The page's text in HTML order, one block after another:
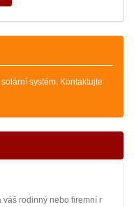
systém. Kontaktujte
rodinný nebo firemní